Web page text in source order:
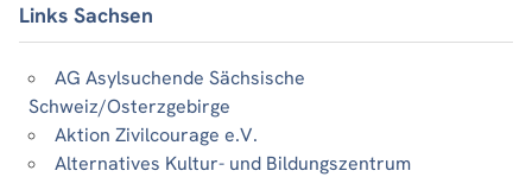
Links Sachsen
AG Asylsuchende Sächsische
Schweiz/Osterzgebirge
Aktion Zivilcourage e.V.
Alternatives Kultur- und Bildungszentrum